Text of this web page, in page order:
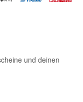
und deinen